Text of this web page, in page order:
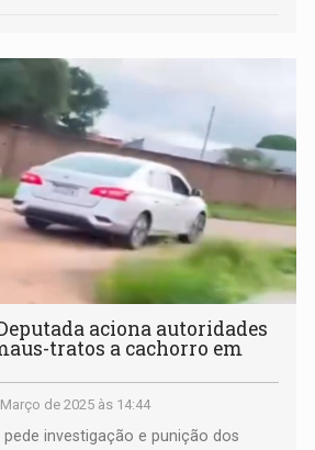
aciona autoridades
tratos a cachorro em
de 2025 às 14:44
investigação e punição dos